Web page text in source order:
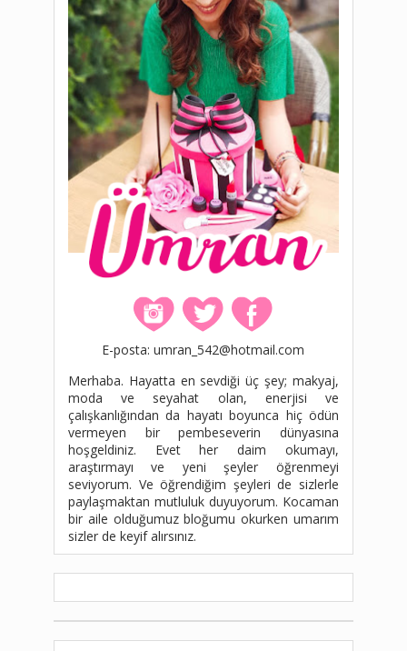
E-posta: umran_542@hotmail.com
Merhaba. Hayatta en sevdiği üç şey; makyaj,
moda ve seyahat olan, enerjisi ve
çalışkanlığından da hayatı boyunca hiç ödün
vermeyen bir pembeseverin dünyasına
hoşgeldiniz. Evet her daim okumayı,
araştırmayı ve yeni şeyler öğrenmeyi
seviyorum. Ve öğrendiğim şeyleri de sizlerle
paylaşmaktan mutluluk duyuyorum. Kocaman
bir aile olduğumuz bloğumu okurken umarım
sizler de keyif alırsınız.